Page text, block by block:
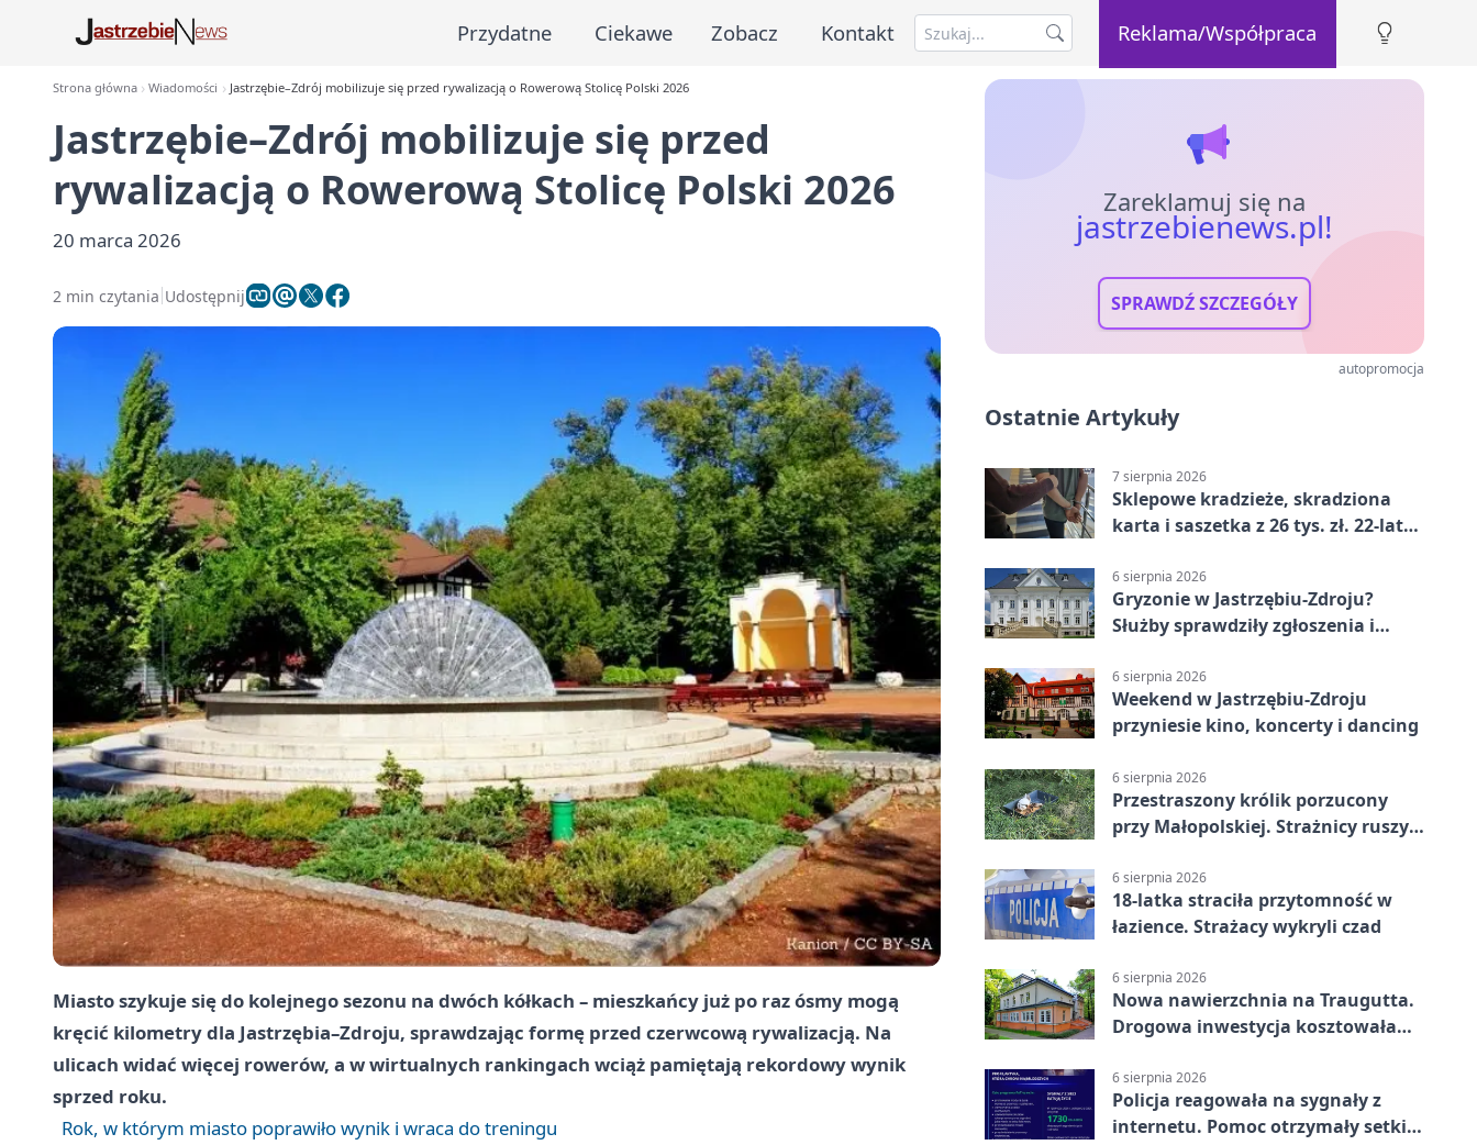
Przydatne Ciekawe Zobacz Kontakt Reklama/Współpraca
Strona główna Wiadomości Jastrzębie–Zdrój mobilizuje się przed rywalizacją o Rowerową Stolicę Polski 2026
Jastrzębie–Zdrój mobilizuje się przed
rywalizacją o Rowerową Stolicę Polski 2026
20 marca 2026
2 min czytania Udostępnij
Miasto szykuje się do kolejnego sezonu na dwóch kółkach – mieszkańcy już po razósmy mogą
kręcić kilometry dla Jastrzębia–Zdroju, sprawdzając formę przed czerwcową rywalizacją. Na
ulicach widać więcej rowerów, a w wirtualnych rankingach wciąż pamiętają rekordowy wynik
sprzed roku.
Rok, w którym miasto poprawiło wynik i wraca do treningu
Zareklamuj się na
jastrzebienews.pl!
SPRAWDŹ SZCZEGÓŁY
autopromocja
Ostatnie Artykuły
7 sierpnia 2026
Sklepowe kradzieże, skradziona
karta i saszetka z 26 tys. zł. 22-latek
6 sierpnia 2026
Gryzonie w Jastrzębiu-Zdroju?
Służby sprawdziły zgłoszenia i
6 sierpnia 2026
Weekend w Jastrzębiu-Zdroju
przyniesie kino, koncerty i dancing
6 sierpnia 2026
Przestraszony królik porzucony
przy Małopolskiej. Strażnicy ruszyli
6 sierpnia 2026
18-latka straciła przytomność w
łazience. Strażacy wykryli czad
6 sierpnia 2026
Nowa nawierzchnia na Traugutta.
Drogowa inwestycja kosztowała
6 sierpnia 2026
Policja reagowała na sygnały z
internetu. Pomoc otrzymały setki